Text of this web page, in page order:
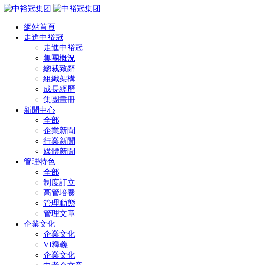
網站首頁
走進中裕冠
走進中裕冠
集團概況
總裁致辭
組織架構
成長經歷
集團畫冊
新聞中心
全部
企業新聞
行業新聞
媒體新聞
管理特色
全部
制度訂立
高管培養
管理動態
管理文章
企業文化
企業文化
VI釋義
企業文化